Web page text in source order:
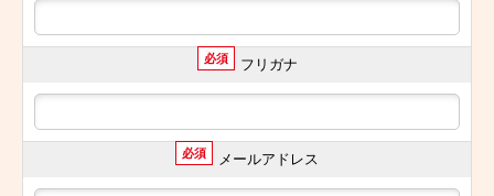
必須 フリガナ
必須 メールアドレス